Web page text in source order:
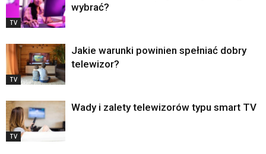
TV
wybrać?
TV
Jakie warunki powinien spełniać dobry
telewizor?
TV
Wady i zalety telewizorów typu smart TV